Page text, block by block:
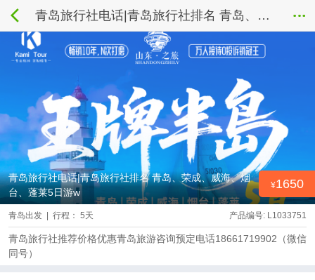
青岛旅行社电话|青岛旅行社排名 青岛、荣成、威海、烟台、蓬莱5日游w
青岛旅行社电话|青岛旅行社排名 青岛、荣成、威海、烟
台、蓬莱5日游w
1650
产品编号: L1033751
青岛出发 | 行程： 5天
青岛旅行社推荐价格优惠青岛旅游咨询预定电话18661719902（微信
同号）